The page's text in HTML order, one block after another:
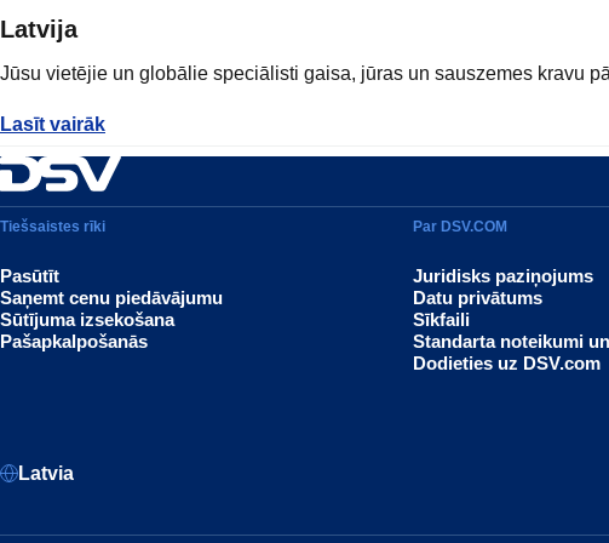
Latvija
Jūsu vietējie un globālie speciālisti gaisa, jūras un sauszemes kravu
Lasīt vairāk
Lasīt vairāk
Tiešsaistes rīki
Pasūtīt
Saņemt cenu piedāvājumu
Sūtījuma izsekošana
Pašapkalpošanās
Par DSV.COM
Juridisks paziņojums
Datu privātums
Sīkfaili
Standarta noteikumi
Dodieties uz DSV.com
Latvia